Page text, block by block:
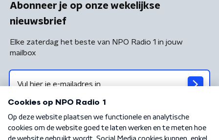
Abonneer je op onze wekelijkse
nieuwsbrief
Elke zaterdag het beste van NPO Radio 1 in jouw
mailbox